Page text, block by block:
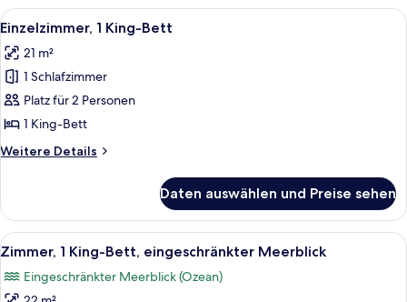
King
Room
Alle
Fotos
für
Einzelzimmer,
1 King-
Bett
anzeigen
Ein Hotelzimmer mit Bett,
4
Einzelzimmer, 1 King-Bett
21 m²
1 Schlafzimmer
Platz für 2 Personen
1 King-Bett
Weitere Details
Weitere
1 King-
Bett
Daten auswählen und Preise sehen
Alle
Fotos
für
Ein Hotelzimmer mit Bett,
5
Zimmer, 1 King-Bett, eingeschränkter Meerblick
Eingeschränkter Meerblick (Ozean)